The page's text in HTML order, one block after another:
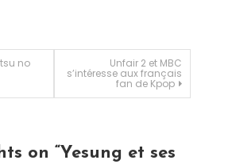
de l’article
no
Unfair 2 et MBC
s’intéresse aux français
fan de Kpop
on “Yesung et ses